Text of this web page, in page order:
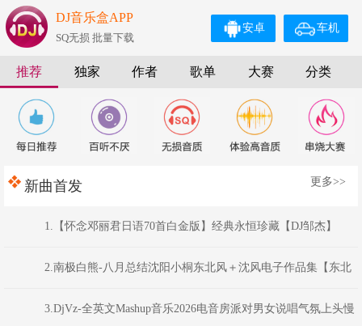
DJ音乐盒APP
SQ无损 批量下载
车机
安卓
推荐 独家 作者 歌单 大赛 分类
新曲首发 更多>>
1.【怀念邓丽君日语70首白金版】经典永恒珍藏【DJ邹杰】
2.南极白熊-八月总结沈阳小桐东北风＋沈风电子作品集【东北
俊丫头.东北神曲.挖曲麻菜的玉芬.东北的爷们】
3.DjVz-全英文Mashup音乐2026电音房派对男女说唱气氛上头慢